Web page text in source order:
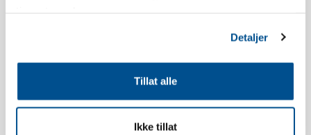
Detaljer
Tillat alle
Ikke tillat
opvaskbørste, viskestykke, shotglas, æggebægere, vinglas,
køkkenrulleholder, ovnfast glasfad, kageform, kagerulle, saks,
æggedeler, kartoffelskræller, rivejern, hvidløgspresser,
proptrækker, dåseåbner, pizzaskærer, isterningebakke, brødkurv,